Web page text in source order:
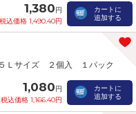
1,380円
税込価格 1,490.40円
カートに
追加する
Ｌサイズ ２個入 １パック
1,080円
税込価格 1,166.40円
カートに
追加する